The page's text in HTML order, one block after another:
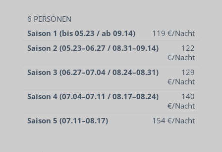
6 PERSONEN
Saison 1 (bis 05.23 / ab 09.14)
119 €/Nacht
Saison 2 (05.23–06.27 / 08.31–09.14)
122
€/Nacht
Saison 3 (06.27–07.04 / 08.24–08.31)
129
€/Nacht
Saison 4 (07.04–07.11 / 08.17–08.24)
140
€/Nacht
Saison 5 (07.11–08.17)
154 €/Nacht